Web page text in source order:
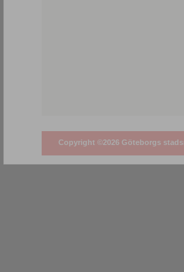
Copyright ©2026 Göteborgs